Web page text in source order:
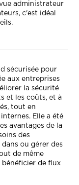
administrateur
c'est idéal
sécurisée pour
aux entreprises
la sécurité
et les coûts, et à
tout en
Elle a été
avantages de la
des
ou gérer des
de même
de flux